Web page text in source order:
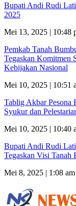
Bupati Andi Rudi
2025
Mei 13, 2025 | 10:48
Pemkab Tanah
Tegaskan Komitmen
Kebijakan Nasional
Mei 10, 2025 | 10:51
Tablig Akbar
Syukur dan
Mei 10, 2025 | 10:40
Bupati Andi Rudi
Tegaskan Visi Tanah
Mei 8, 2025 | 1:08